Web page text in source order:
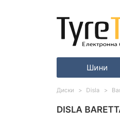
Шини
DISLA
Диски Disla